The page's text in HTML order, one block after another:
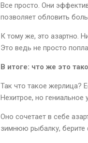
Все просто. Они
позволяет обловить
К тому же, это азартно.
Это ведь не просто
В итоге: что же это
Так что такое жерлица?
Нехитрое, но гениальное
Оно сочетает в себе
зимнюю рыбалку, берите